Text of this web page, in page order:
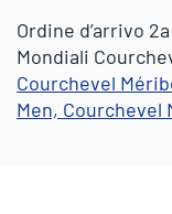
Ordine d’arrivo
Mondiali
Courchevel
Men,